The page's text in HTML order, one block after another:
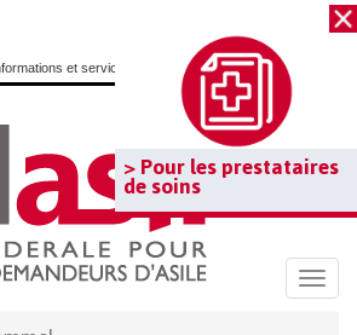
> Pour les prestataires
de soins
et services officiels :www.belgium.be